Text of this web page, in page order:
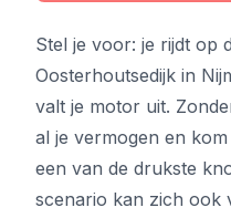
Stel je voor: je rijdt op
Oosterhoutsedijk in
valt je motor uit.
al je vermogen en
een van de drukste
scenario kan zich ook